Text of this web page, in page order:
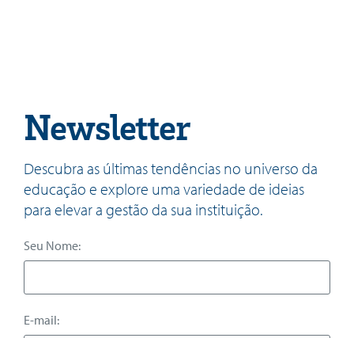
Newsletter
Descubra as últimas tendências no universo da
educação e explore uma variedade de ideias
para elevar a gestão da sua instituição.
Seu Nome:
E-mail: